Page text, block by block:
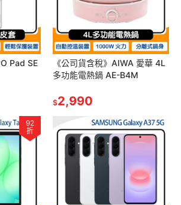
Pad SE
《公司貨含稅》AIWA 愛華 4L
多功能電熱鍋 AE-B4M
$2,990
92
折